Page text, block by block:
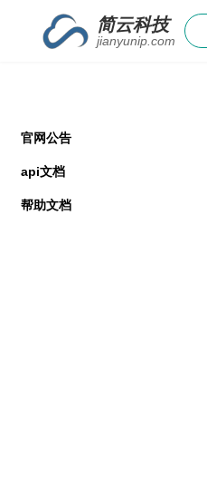
简云科技
jianyunip.com
官网公告
api文档
帮助文档